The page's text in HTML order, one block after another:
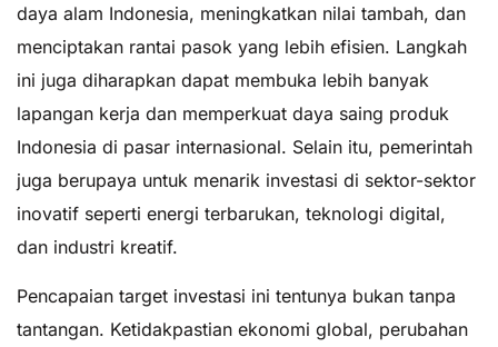
daya alam Indonesia, meningkatkan nilai tambah, dan
menciptakan rantai pasok yang lebih efisien. Langkah
ini juga diharapkan dapat membuka lebih banyak
lapangan kerja dan memperkuat daya saing produk
Indonesia di pasar internasional. Selain itu, pemerintah
juga berupaya untuk menarik investasi di sektor-sektor
inovatif seperti energi terbarukan, teknologi digital,
dan industri kreatif.
Pencapaian target investasi ini tentunya bukan tanpa
tantangan. Ketidakpastian ekonomi global, perubahan